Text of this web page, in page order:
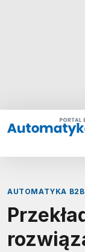
AUTOMATYKA B2B